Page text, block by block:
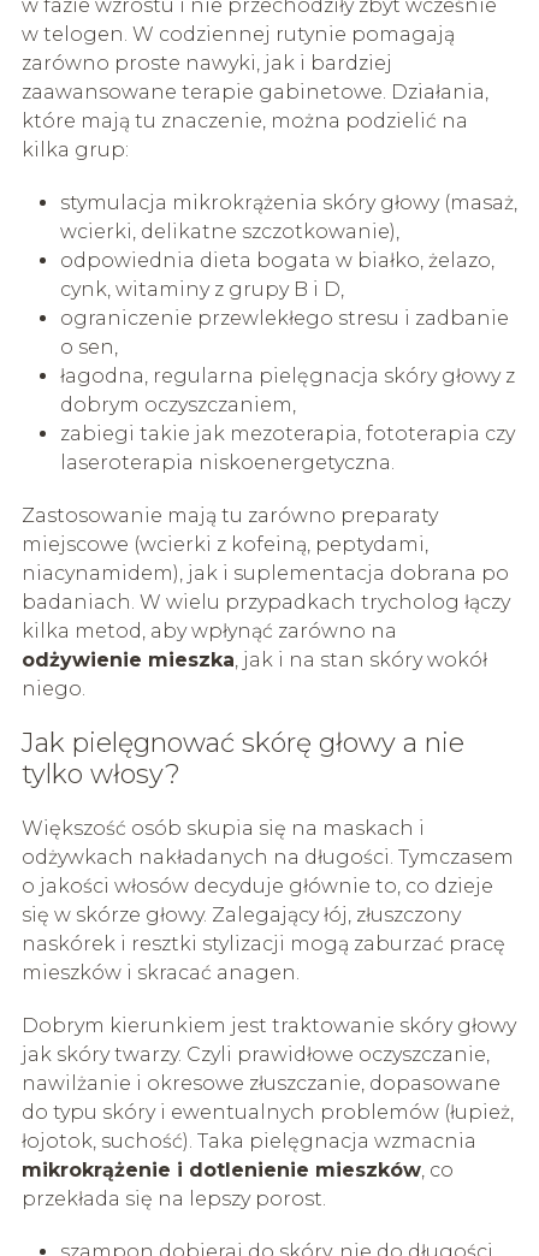
w fazie wzrostu i nie przechodziły zbyt wcześnie
w telogen. W codziennej rutynie pomagają
zarówno proste nawyki, jak i bardziej
zaawansowane terapie gabinetowe. Działania,
które mają tu znaczenie, można podzielić na
kilka grup:
stymulacja mikrokrążenia skóry głowy (masaż,
wcierki, delikatne szczotkowanie),
odpowiednia dieta bogata w białko, żelazo,
cynk, witaminy z grupy B i D,
ograniczenie przewlekłego stresu i zadbanie
o sen,
łagodna, regularna pielęgnacja skóry głowy z
dobrym oczyszczaniem,
zabiegi takie jak mezoterapia, fototerapia czy
laseroterapia niskoenergetyczna.
Zastosowanie mają tu zarówno preparaty
miejscowe (wcierki z kofeiną, peptydami,
niacynamidem), jak i suplementacja dobrana po
badaniach. W wielu przypadkach trycholog łączy
kilka metod, aby wpłynąć zarówno na
odżywienie mieszka, jak i na stan skóry wokół
niego.
Jak pielęgnować skórę głowy a nie
tylko włosy?
Większość osób skupia się na maskach i
odżywkach nakładanych na długości. Tymczasem
o jakości włosów decyduje głównie to, co dzieje
się w skórze głowy. Zalegający łój, złuszczony
naskórek i resztki stylizacji mogą zaburzać pracę
mieszków i skracać anagen.
Dobrym kierunkiem jest traktowanie skóry głowy
jak skóry twarzy. Czyli prawidłowe oczyszczanie,
nawilżanie i okresowe złuszczanie, dopasowane
do typu skóry i ewentualnych problemów (łupież,
łojotok, suchość). Taka pielęgnacja wzmacnia
mikrokrążenie i dotlenienie mieszków, co
przekłada się na lepszy porost.